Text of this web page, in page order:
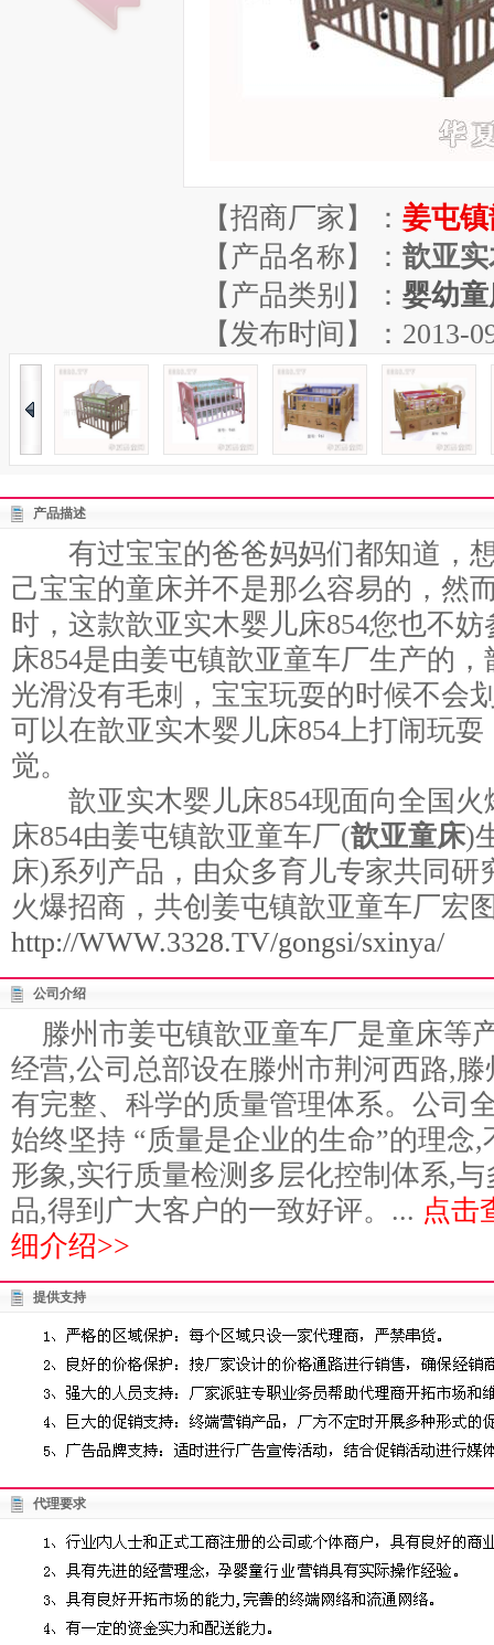
【招商厂家】： 姜屯
【产品名称】： 歆亚
【产品类别】： 婴幼
【发布时间】：2013-
产品描述
有过宝宝的爸爸妈妈们都知道，
己宝宝的童床并不是那么容易的，然
时，这款歆亚实木婴儿床854您也不
床854是由姜屯镇歆亚童车厂生产的
光滑没有毛刺，宝宝玩耍的时候不会
可以在歆亚实木婴儿床854上打闹玩
觉。
歆亚实木婴儿床854现面向全国火
床854由姜屯镇歆亚童车厂(歆亚童床)
床)系列产品，由众多育儿专家共同研
火爆招商，共创姜屯镇歆亚童车厂宏
http://WWW.3328.TV/gongsi/sxinya/
公司介绍
滕州市姜屯镇歆亚童车厂是童床等
经营,公司总部设在滕州市荆河西路,
有完整、科学的质量管理体系。公司
始终坚持 “质量是企业的生命”的理念
形象,实行质量检测多层化控制体系,
品,得到广大客户的一致好评。... 点击
细介绍>>
提供支持
代理要求